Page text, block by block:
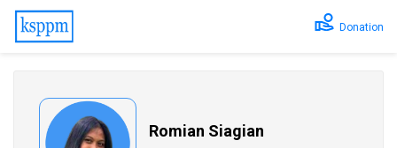
Donation
Romian Siagian